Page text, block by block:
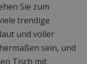
Sie zum
trendige
und voller
sein, und
Tisch mit